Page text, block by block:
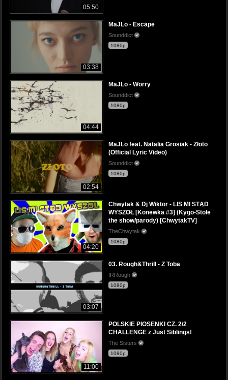
05:50
03:38
MaJLo - Escape
Sounddict
1080p
04:44
MaJLo - Worry
Sounddict
1080p
02:54
MaJLo feat. Natalia Grosiak - Złoto
(Official Lyric Video)
Sounddict
1080p
04:20
Chwytak & Dj Wiktor - LIS MI STĄD
WYSZOŁ [Konewka #3] (Kygo-Stole
the show/parody) [ChwytakTV]
TheChwytak
1080p
03:07
03. Rough&Thrill - Z Toba
IRRough
1080p
11:00
POLSKIE PIOSENKI CZ. 2/2
CHALLENGE z Just Siblings!
The Sisters
1080p